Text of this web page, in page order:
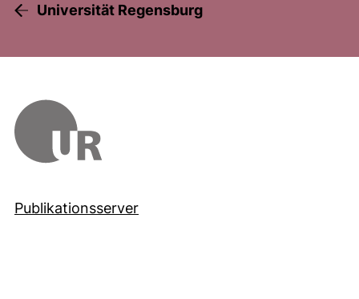
Universität Regensburg
Publikationsserver